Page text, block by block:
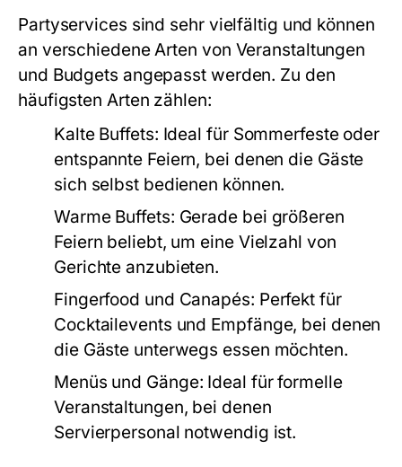
Partyservices sind sehr vielfältig und können
an verschiedene Arten von Veranstaltungen
und Budgets angepasst werden. Zu den
häufigsten Arten zählen:
Kalte Buffets: Ideal für Sommerfeste oder
entspannte Feiern, bei denen die Gäste
sich selbst bedienen können.
Warme Buffets: Gerade bei größeren
Feiern beliebt, um eine Vielzahl von
Gerichte anzubieten.
Fingerfood und Canapés: Perfekt für
Cocktailevents und Empfänge, bei denen
die Gäste unterwegs essen möchten.
Menüs und Gänge: Ideal für formelle
Veranstaltungen, bei denen
Servierpersonal notwendig ist.